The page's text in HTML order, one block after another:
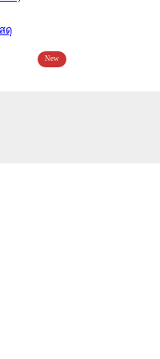
ดุ
New